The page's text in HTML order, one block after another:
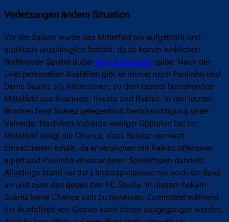
Verletzungen ändern Situation
Vor der Saison wurde das Mittelfeld als aufgebläht und
qualitativ unzulänglich betitelt, da es keinen wirklichen
Weltklasse-Spieler außer Sergio Busquets gäbe. Nach den
zwei personellen Ausfällen gibt es immer noch Paulinho und
Denis Suárez als Alternativen, zu dem bereits bestehenden
Mittelfeld aus Busquets, Iniesta und Rakitić. In den letzten
Wochen fand Suárez gelegentlich Berücksichtigung unter
Valverde. Nachdem Valverde weniger Optionen hat im
Mittelfeld steigt die Chance, dass Suárez vermehrt
Einsatzzeiten erhält, da er verglichen mit Rakitić offensiver
agiert und Paulinho einen anderen Spielertypen darstellt.
Allerdings stand vor der Länderspielpause nur noch ein Spiel
an und zwar das gegen den FC Sevilla. In diesem bekam
Suárez keine Chance sich zu beweisen. Zumindest während
der Ausfallzeit von Gomes kann davon ausgegangen werden,